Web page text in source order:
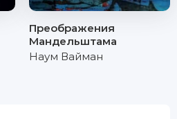
Преображения
Мандельштама
Наум Вайман